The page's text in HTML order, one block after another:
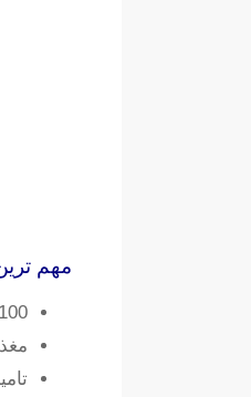
مهم
100 درصد خالص و ارگانیک